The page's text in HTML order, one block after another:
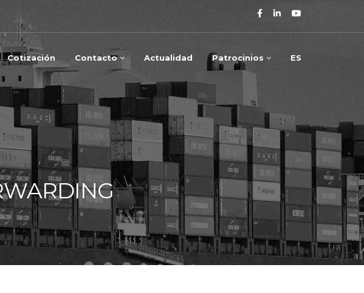
Cotización Contacto Actualidad Patrocinios ES